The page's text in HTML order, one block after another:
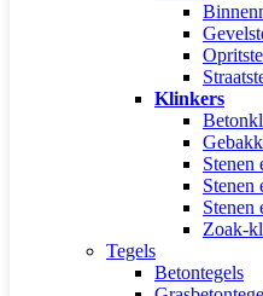
Klinkers
Stenen
Stenen
Stenen
Zoak-
Tegels
Betontegels